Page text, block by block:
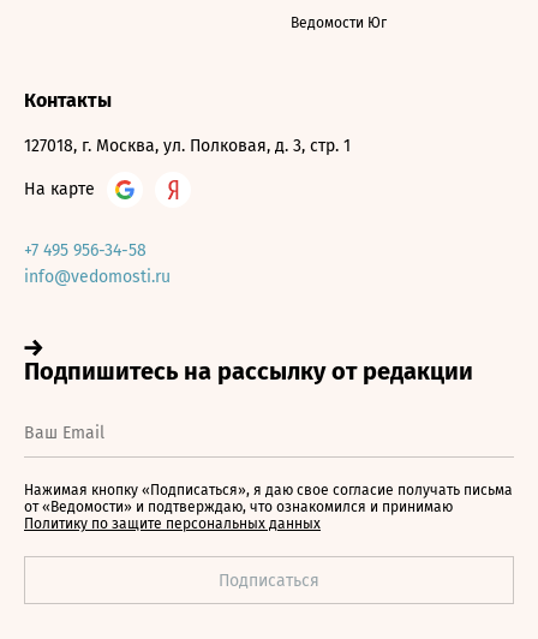
Ведомости Юг
Контакты
127018, г. Москва, ул. Полковая, д. 3, стр. 1
На карте
+7 495 956-34-58
info@vedomosti.ru
Нажимая кнопку «Подписаться», я даю свое согласие получать письма
от «Ведомости» и подтверждаю, что ознакомился и принимаю
Политику по защите персональных данных